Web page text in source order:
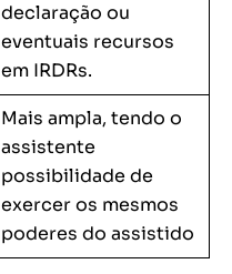
declaração ou
eventuais recursos
em IRDRs.
Mais ampla, tendo o
assistente
possibilidade de
exercer os mesmos
poderes do assistido